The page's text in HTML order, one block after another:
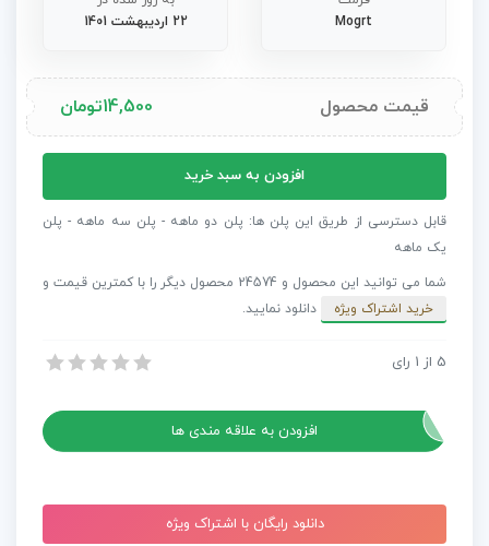
Mogrt
22 اردیبهشت 1401
قیمت محصول 14,500تومان
300
تایتل
خلاقانه
Pop
عدد
افزودن به سبد خرید
قابل دسترسی از طریق این پلن ها: پلن دو ماهه - پلن سه ماهه - پلن
یک ماهه
شما می توانید این محصول و 24574 محصول دیگر را با کمترین قیمت و
خرید اشتراک ویژه
دانلود نمایید.
پروژه پریمیر 300 تایتل پاپ آپ خلاقانه Creative Pop Ups
5 از 1 رای
افزودن به علاقه مندی ها
دانلود رایگان با اشتراک ویژه